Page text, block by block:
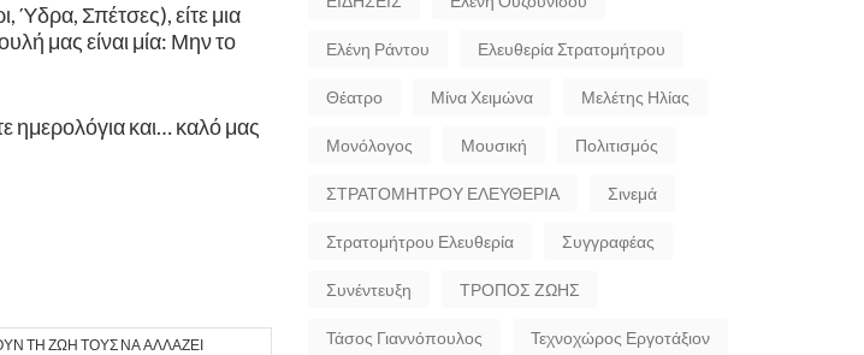
Ύδρα, Σπέτσες), είτε μια
μας είναι μία: Μην το
ημερολόγια και… καλό μας
ΤΗ ΖΩΉ ΤΟΥΣ ΝΑ ΑΛΛΆΖΕΙ
Ελένη Ράντου Ελευθερία Στρατομήτρου
Θέατρο Μίνα Χειμώνα Μελέτης Ηλίας
Μονόλογος Μουσική Πολιτισμός
ΣΤΡΑΤΟΜΗΤΡΟΥ ΕΛΕΥΘΕΡΙΑ Σινεμά
Στρατομήτρου Ελευθερία Συγγραφέας
Συνέντευξη ΤΡΟΠΟΣ ΖΩΗΣ
Τάσος Γιαννόπουλος Τεχνοχώρος Εργοτάξιον